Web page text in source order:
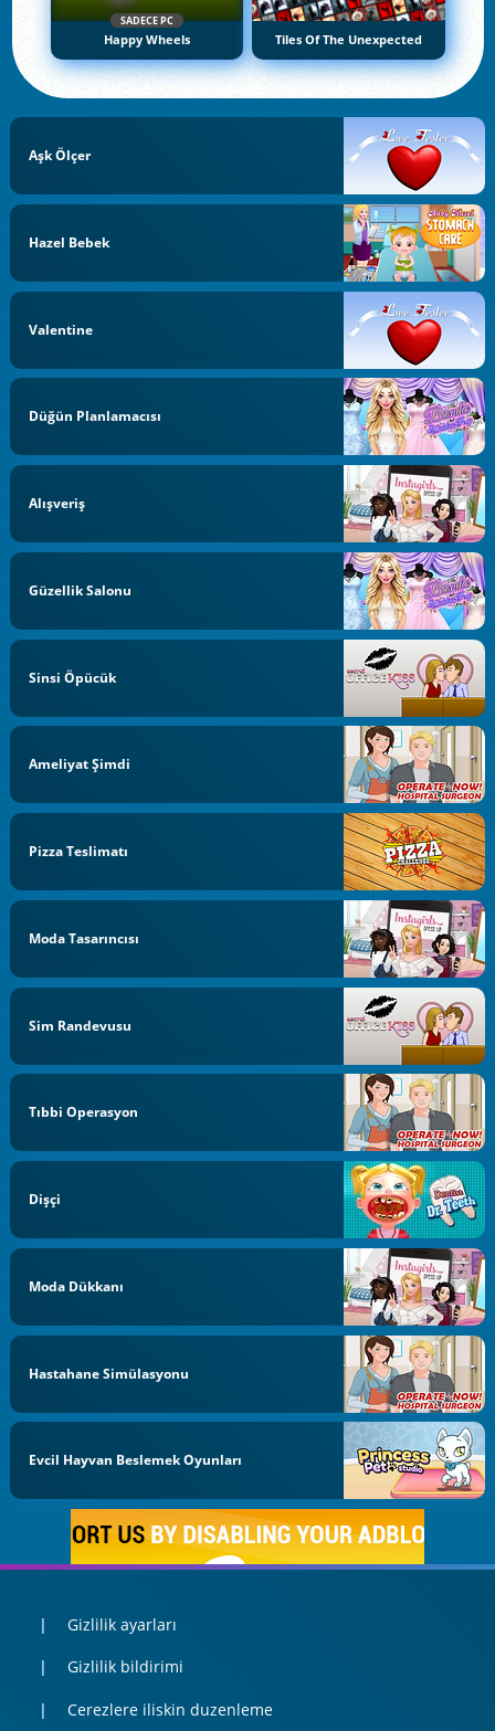
SADECE PC
Happy Wheels Tiles Of The Unexpected
Aşk Ölçer
Hazel Bebek
Valentine
Düğün Planlamacısı
Alışveriş
Güzellik Salonu
Sinsi Öpücük
Ameliyat Şimdi
Pizza Teslimatı
Moda Tasarıncısı
Sim Randevusu
Tıbbi Operasyon
Dişçi
Moda Dükkanı
Hastahane Simülasyonu
Evcil Hayvan Beslemek Oyunları
Gizlilik ayarları
Gizlilik bildirimi
Cerezlere iliskin duzenleme